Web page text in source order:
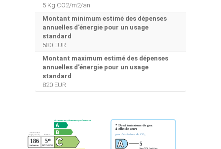
5 Kg CO2/m2/an
Montant minimum estimé des dépenses
annuelles d'énergie pour un usage
standard
580 EUR
Montant maximum estimé des dépenses
annuelles d'énergie pour un usage
standard
820 EUR